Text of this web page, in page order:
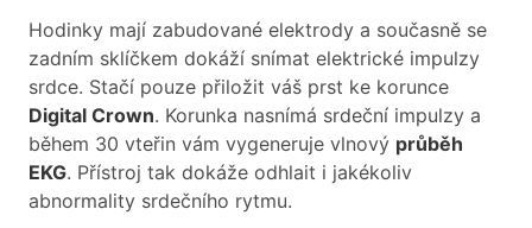
Hodinky mají zabudované elektrody a současně se
zadním sklíčkem dokáží snímat elektrické impulzy
srdce. Stačí pouze přiložit váš prst ke korunce
Digital Crown. Korunka nasnímá srdeční impulzy a
během 30 vteřin vám vygeneruje vlnový průběh
EKG. Přístroj tak dokáže odhlait i jakékoliv
abnormality srdečního rytmu.